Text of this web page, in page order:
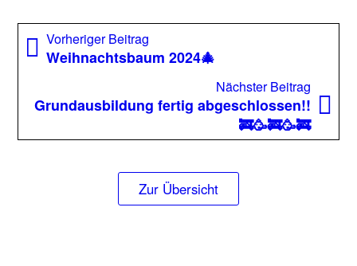
Beitragsnavigation
Vorheriger Beitrag
Beitrag:
Weihnachtsbaum 2024🎄
Nächster Beitrag
Grundausbildung fertig abgeschlossen!!
🚒🥳🚒🥳🚒
Zur Übersicht